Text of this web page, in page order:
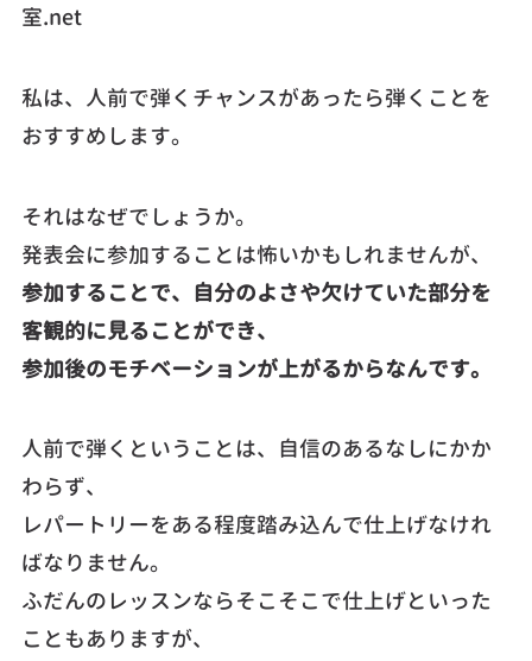
室.net
私は、人前で弾くチャンスがあったら弾くことを
おすすめします。
それはなぜでしょうか。
発表会に参加することは怖いかもしれませんが、
参加することで、自分のよさや欠けていた部分を
客観的に見ることができ、
参加後のモチベーションが上がるからなんです。
人前で弾くということは、自信のあるなしにかか
わらず、
レパートリーをある程度踏み込んで仕上げなけれ
ばなりません。
ふだんのレッスンならそこそこで仕上げといった
こともありますが、